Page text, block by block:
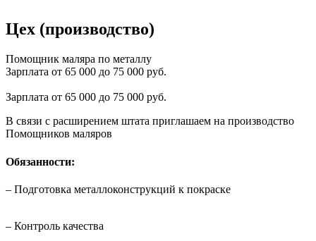
Цех (производство)
Помощник маляра по металлу
Зарплата от 65 000 до 75 000 руб.
Зарплата от 65 000 до 75 000 руб.
В связи с расширением штата приглашаем на производство
Помощников маляров
Обязанности:
– Подготовка металлоконструкций к покраске
– Контроль качества